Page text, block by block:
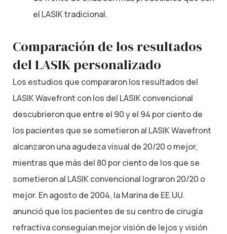
el LASIK tradicional.
Comparación de los resultados
del LASIK personalizado
Los estudios que compararon los resultados del
LASIK Wavefront con los del LASIK convencional
descubrieron que entre el 90 y el 94 por ciento de
los pacientes que se sometieron al LASIK Wavefront
alcanzaron una agudeza visual de 20/20 o mejor,
mientras que más del 80 por ciento de los que se
sometieron al LASIK convencional lograron 20/20 o
mejor. En agosto de 2004, la Marina de EE.UU.
anunció que los pacientes de su centro de cirugía
refractiva conseguían mejor visión de lejos y visión